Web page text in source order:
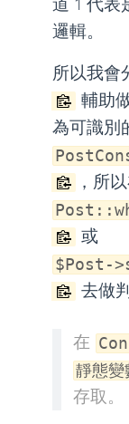
邏輯。
所以我會
輔助
為可識別
，所
或
$Post-
去做
在
靜態變
存取。